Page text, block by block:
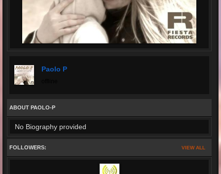
Paolo P
ABOUT PAOLO-P
No Biography provided
VIEW ALL
FOLLOWERS: